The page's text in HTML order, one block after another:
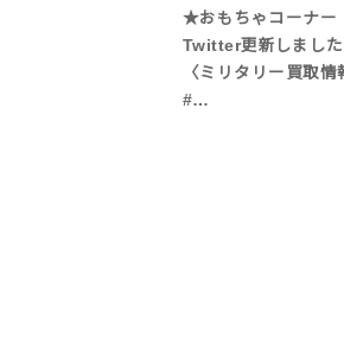
★おもちゃコーナー
Twitter更新しました
〈ミリタリー買取情
#…